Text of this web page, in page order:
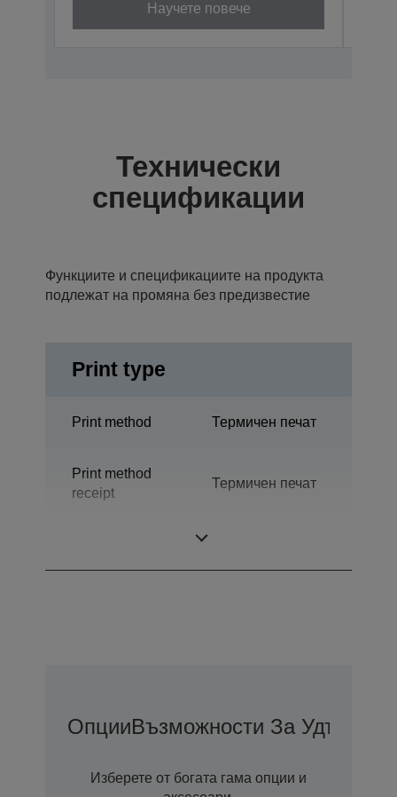
Научете повече
Технически
спецификации
Функциите и спецификациите на продукта
подлежат на промяна без предизвестие
Print type
Print method Термичен печат
Print method
receipt
Термичен печат
ОпцииВъзможности За
Изберете от богата гама опции и